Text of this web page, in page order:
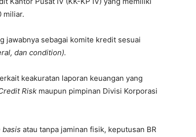
miliar.
jawabnya sebagai komite kredit sesuai
dan condition).
keakuratan laporan keuangan yang
Risk maupun pimpinan Divisi Korporasi
basis atau tanpa jaminan fisik, keputusan BR